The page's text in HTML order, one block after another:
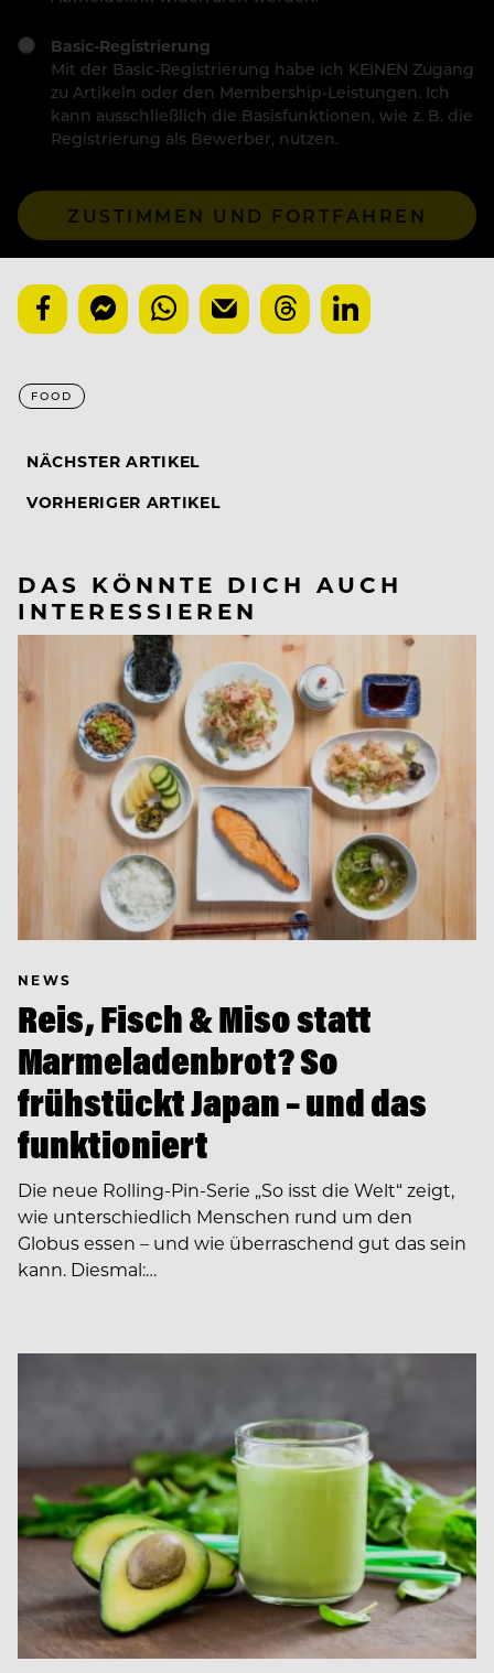
Basic-Registrierung
Mit der Basic-Registrierung habe ich KEINEN Zugang
zu Artikeln oder den Membership-Leistungen. Ich
kann ausschließlich die Basisfunktionen, wie z. B. die
Registrierung als Bewerber, nutzen.
ZUSTIMMEN UND FORTFAHREN
FOOD
NÄCHSTER ARTIKEL
VORHERIGER ARTIKEL
DAS KÖNNTE DICH AUCH
INTERESSIEREN
NEWS
Reis, Fisch & Miso statt
Marmeladenbrot? So
frühstückt Japan – und das
funktioniert
Die neue Rolling-Pin-Serie „So isst die Welt“ zeigt,
wie unterschiedlich Menschen rund um den
Globus essen – und wie überraschend gut das sein
kann. Diesmal:…